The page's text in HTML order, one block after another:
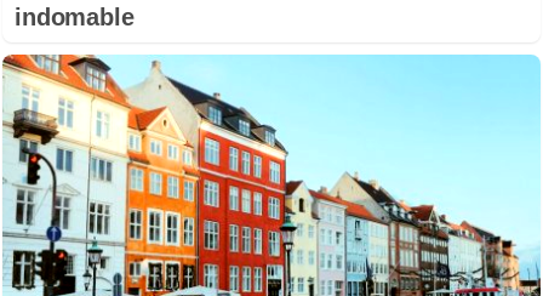
indomable